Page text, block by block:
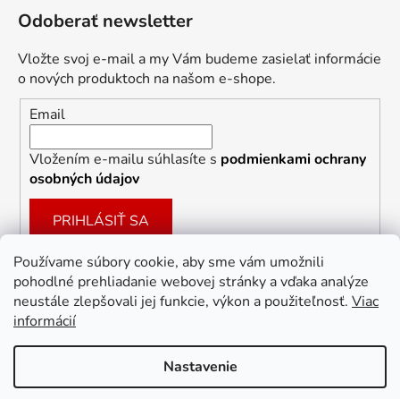
Používame súbory cookie, aby sme vám umožnili
pohodlné prehliadanie webovej stránky a vďaka analýze
neustále zlepšovali jej funkcie, výkon a použiteľnosť. Viac
informácií
Nastavenie
Odoberať newsletter
Vložte svoj e-mail a my Vám budeme zasielať informácie
o nových produktoch na našom e-shope.
Email
Vložením e-mailu súhlasíte s podmienkami ochrany
osobných údajov
PRIHLÁSIŤ SA
Facebook